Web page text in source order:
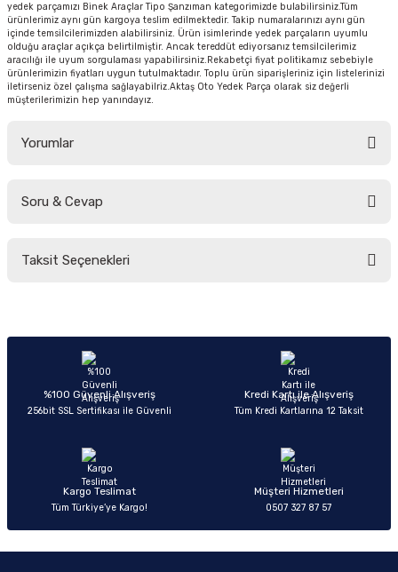
yedek parçamızı Binek Araçlar Tipo Şanzıman kategorimizde bulabilirsiniz.Tüm
ürünlerimiz aynı gün kargoya teslim edilmektedir. Takip numaralarınızı aynı gün
içinde temsilcilerimizden alabilirsiniz. Ürün isimlerinde yedek parçaların uyumlu
olduğu araçlar açıkça belirtilmiştir. Ancak tereddüt ediyorsanız temsilcilerimiz
aracılığı ile uyum sorgulaması yapabilirsiniz.Rekabetçi fiyat politikamız sebebiyle
ürünlerimizin fiyatları uygun tutulmaktadır. Toplu ürün siparişleriniz için listelerinizi
iletirseniz özel çalışma sağlayabilriz.Aktaş Oto Yedek Parça olarak siz değerli
müşterilerimizin hep yanındayız.
Yorumlar
Soru & Cevap
Taksit Seçenekleri
%100 Güvenli Alışveriş
256bit SSL Sertifikası ile Güvenli
Kredi Kartı ile Alışveriş
Tüm Kredi Kartlarına 12 Taksit
Kargo Teslimat
Tüm Türkiye’ye Kargo!
Müşteri Hizmetleri
0507 327 87 57